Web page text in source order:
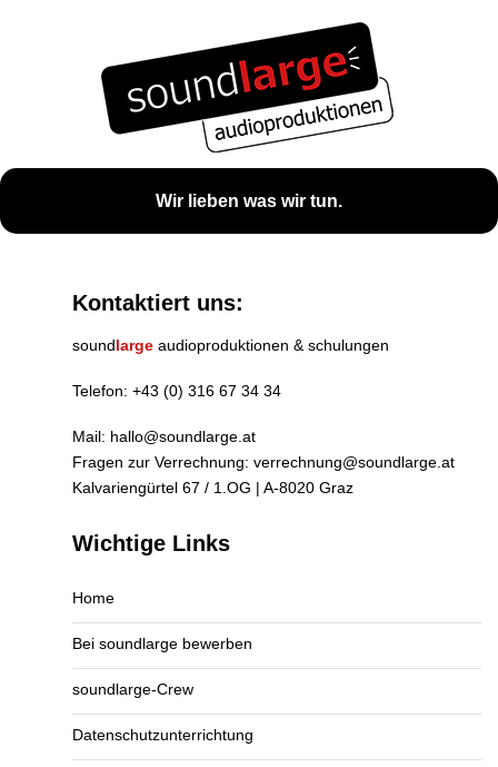
Wir lieben was wir tun.
Kontaktiert uns:
soundlarge audioproduktionen & schulungen
Telefon: +43 (0) 316 67 34 34
Mail: hallo@soundlarge.at
Fragen zur Verrechnung: verrechnung@soundlarge.at
Kalvariengürtel 67 / 1.OG | A-8020 Graz
Wichtige Links
Home
Bei soundlarge bewerben
soundlarge-Crew
Datenschutzunterrichtung